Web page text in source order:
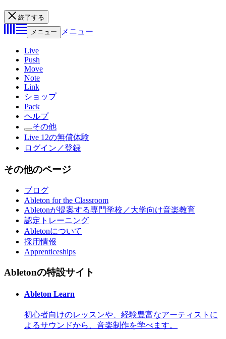
終了する
メニュー
メニュー
Live
Push
Move
Note
Link
ショップ
Pack
ヘルプ
その他
Live 12の無償体験
ログイン／登録
その他のページ
ブログ
Ableton for the Classroom
Abletonが提案する専門学校／大学向け音楽教育
認定トレーニング
Abletonについて
採用情報
Apprenticeships
Abletonの特設サイト
Ableton Learn
初心者向けのレッスンや、経験豊富なアーティストに
よるサウンドから、音楽制作を学べます。